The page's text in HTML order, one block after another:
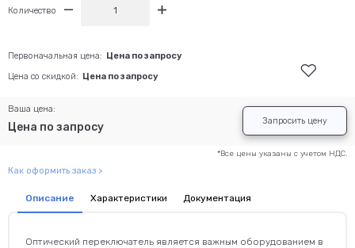
Количество
Ваша цена:
Цена по запросу
Первоначальная цена: Цена по запросу
Цена со скидкой: Цена по запросу
*Все цены указаны с учетом НДС.
Запросить цену
Как оформить заказ >
Описание Характеристики Документация
Оптический переключатель является важным оборудованием в